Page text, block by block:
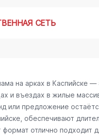
СЕТЬ
на арках в Каспийске
и въездах в жилые
или предложение
обеспечивают
формат отлично подходит